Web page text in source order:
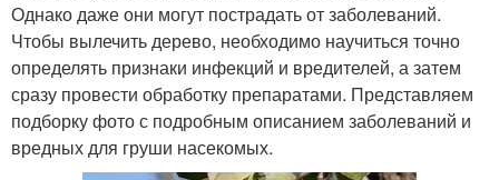
Однако даже они могут пострадать от заболеваний.
Чтобы вылечить дерево, необходимо научиться точно
определять признаки инфекций и вредителей, а затем
сразу провести обработку препаратами. Представляем
подборку фото с подробным описанием заболеваний и
вредных для груши насекомых.